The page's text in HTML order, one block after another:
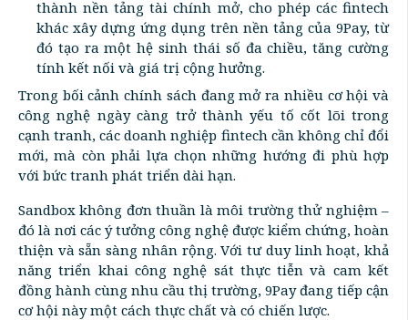
thành nền tảng tài chính mở, cho phép các fintech
khác xây dựng ứng dụng trên nền tảng của 9Pay, từ
đó tạo ra một hệ sinh thái số đa chiều, tăng cường
tính kết nối và giá trị cộng hưởng.
Trong bối cảnh chính sách đang mở ra nhiều cơ hội và
công nghệ ngày càng trở thành yếu tố cốt lõi trong
cạnh tranh, các doanh nghiệp fintech cần không chỉ đổi
mới, mà còn phải lựa chọn những hướng đi phù hợp
với bức tranh phát triển dài hạn.
Sandbox không đơn thuần là môi trường thử nghiệm –
đó là nơi các ý tưởng công nghệ được kiểm chứng, hoàn
thiện và sẵn sàng nhân rộng. Với tư duy linh hoạt, khả
năng triển khai công nghệ sát thực tiễn và cam kết
đồng hành cùng nhu cầu thị trường, 9Pay đang tiếp cận
cơ hội này một cách thực chất và có chiến lược.